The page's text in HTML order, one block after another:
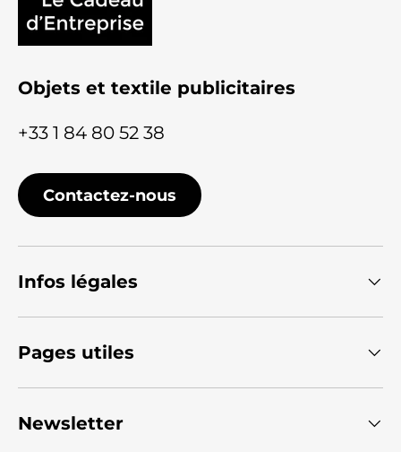
Objets et textile publicitaires
+33 1 84 80 52 38
Contactez-nous
Infos légales
Pages utiles
Newsletter